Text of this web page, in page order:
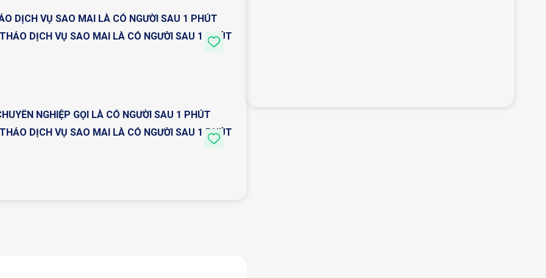
người siêng năng, thật thà sẽ làm hài lòng các
Đến với Dịch vụ nuôi bệnh Sao Mai sẽ là sự lựa
- nam - để quý khách hàng lựa chọn .Trân trọng
- *O9O*1856387* - *O91*1641131* -
DỊCH VỤ SAO MAI LÀ CÓ NGƯỜI SAU 1 PHÚT
DỊCH VỤ SAO MAI LÀ CÓ NGƯỜI SAU 1 PHÚT
NGHIỆP GỌI LÀ CÓ NGƯỜI SAU 1 PHÚT
DỊCH VỤ SAO MAI LÀ CÓ NGƯỜI SAU 1 PHÚT